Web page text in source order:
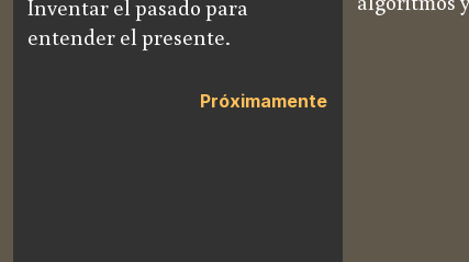
Inventar el pasado para
entender el presente.
Próximamente